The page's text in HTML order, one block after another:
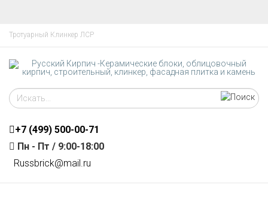
Тротуарный Клинкер ЛСР
+7 (499) 500-00-71
Пн - Пт / 9:00-18:00
Russbrick@mail.ru